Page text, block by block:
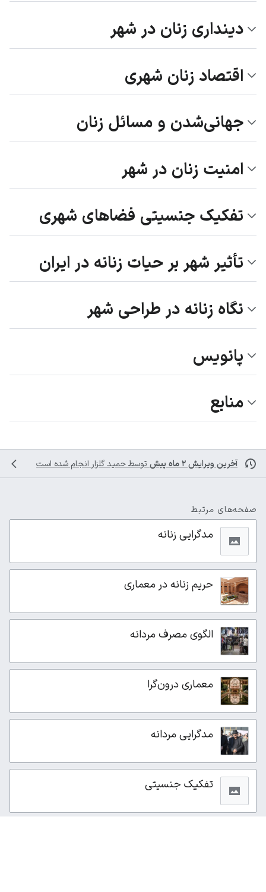
دینداری زنان در شهر
اقتصاد زنان شهری
جهانی‌شدن و مسائل زنان
امنیت زنان در شهر
تفکیک جنسیتی فضاهای شهری
تأثیر شهر بر حیات زنانه در ایران
نگاه زنانه در طراحی شهر‌
پانویس
منابع
آخرین ویرایش ۲ ماه پیش توسط حمید گلزار انجام شده است
صفحه‌های مرتبط
مدگرایی زنانه
حریم زنانه در معماری
الگوی مصرف مردانه
معماری درون‌گرا
مدگرایی مردانه
تفکیک جنسیتی